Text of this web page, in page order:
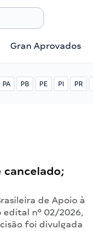
Gran Aprovados
PA PB PE PI PR
cancelado;
de Apoio à
edital nº 02/2026,
foi divulgada